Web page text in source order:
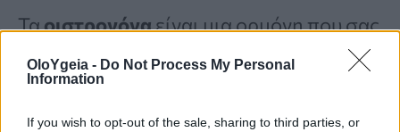
OloYgeia - Do Not Process My Personal
Information
If you wish to opt-out of the sale, sharing to third parties, or
Ταοιστρογόναείναι μια ορμόνη που σας
βοηθά ναχτίσετε και να προστατεύσετε
ταοστάσας
οιστρογόνων είναιχαμηλά, χάνετε